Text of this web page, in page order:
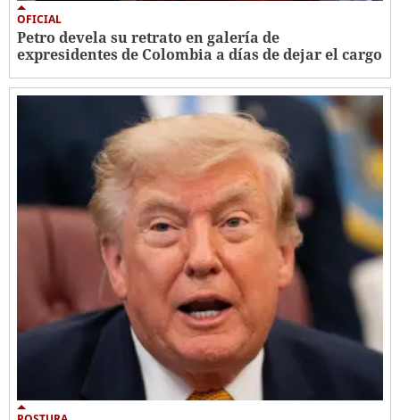
OFICIAL
Petro devela su retrato en galería de
expresidentes de Colombia a días de dejar el cargo